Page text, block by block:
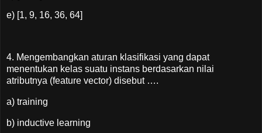
e) [1, 9, 16, 36, 64]
4. Mengembangkan aturan klasifikasi yang dapat
menentukan kelas suatu instans berdasarkan nilai
atributnya (feature vector) disebut ….
a) training
b) inductive learning